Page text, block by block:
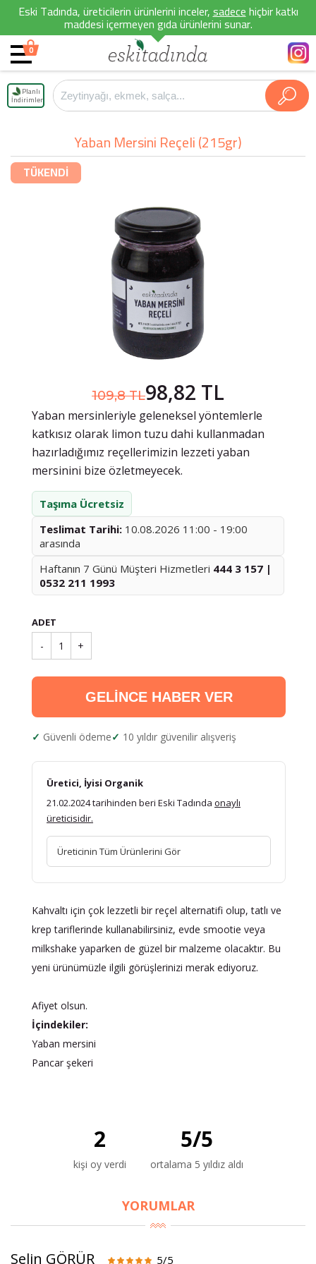
Eski Tadında, üreticilerin ürünlerini inceler,sadecehiçbir katkı
maddesi içermeyen gıda ürünlerini sunar.
0
Planlı
İndirimler
Yaban Mersini Reçeli (215gr)
TÜKENDİ
109,8 TL98,82 TL
Yaban mersinleriyle geleneksel yöntemlerle
katkısız olarak limon tuzu dahi kullanmadan
hazırladığımız reçellerimizin lezzeti yaban
mersinini bize özletmeyecek.
Taşıma Ücretsiz
Teslimat Tarihi: 10.08.2026 11:00 - 19:00
arasında
Haftanın 7 Günü Müşteri Hizmetleri 444 3 157 |
0532 211 1993
ADET
- 1 +
GELİNCE HABER VER
Güvenli ödeme 10 yıldır güvenilir alışveriş
Üretici, İyisi Organik
21.02.2024 tarihinden beri Eski Tadında onaylı
üreticisidir.
Üreticinin Tüm Ürünlerini Gör
Kahvaltı için çok lezzetli bir reçel alternatifi olup, tatlı ve
krep tariflerinde kullanabilirsiniz, evde smootie veya
milkshake yaparken de güzel bir malzeme olacaktır. Bu
yeni ürünümüzle ilgili görüşlerinizi merak ediyoruz.
Afiyet olsun.
İçindekiler:
Yaban mersini
Pancar şekeri
2
kişi oy verdi
5/5
ortalama 5 yıldız aldı
YORUMLAR
Selin GÖRÜR 5/5